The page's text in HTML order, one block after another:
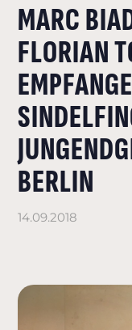
MARC
FLORIAN
BERLIN
14.09.2018